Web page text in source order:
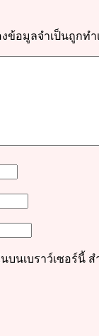
ข้อมูลจำเป็นถูกทำ
นเบราว์เซอร์นี้